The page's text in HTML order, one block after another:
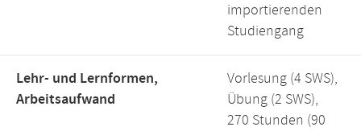
importierenden
Studiengang
Lehr- und Lernformen,
Arbeitsaufwand
Vorlesung (4 SWS),
Übung (2 SWS),
270 Stunden (90